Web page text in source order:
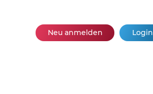
Neu anmelden Login